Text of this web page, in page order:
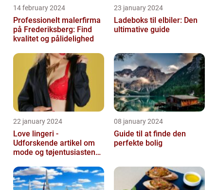
14 february 2024
Professionelt malerfirma
på Frederiksberg: Find
kvalitet og pålidelighed
23 january 2024
Ladeboks til elbiler: Den
ultimative guide
22 january 2024
Love lingeri -
Udforskende artikel om
mode og tøjentusiastens
08 january 2024
Guide til at finde den
perfekte bolig